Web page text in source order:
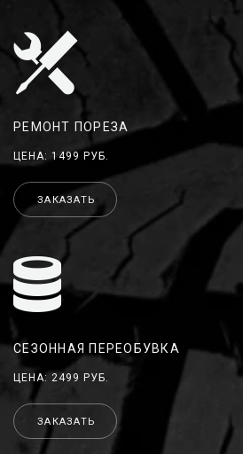
РЕМОНТ ПОРЕЗА
ЦЕНА: 1499 РУБ.
ЗАКАЗАТЬ
СЕЗОННАЯ ПЕРЕОБУВКА
ЦЕНА: 2499 РУБ.
ЗАКАЗАТЬ